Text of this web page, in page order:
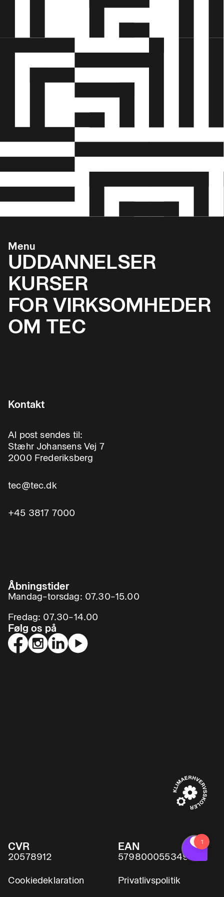
Menu
UDDANNELSER
KURSER
FOR VIRKSOMHEDER
OM TEC
Kontakt
Al post sendes til:
Stæhr Johansens Vej 7
2000 Frederiksberg
tec@tec.dk
+45 3817 7000
Åbningstider
Mandag–torsdag: 07.30–15.00
Fredag: 07.30–14.00
Følg os på
CVR
20578912
EAN
5798000553491
Cookiedeklaration Privatlivspolitik